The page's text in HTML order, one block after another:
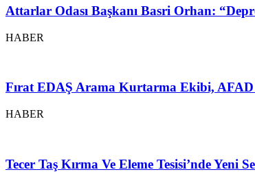
Attarlar Odası Başkanı Basri Orhan:
HABER
Fırat EDAŞ Arama Kurtarma Ekibi, AFAD
HABER
Tecer Taş Kırma Ve Eleme Tesisi’nde Yeni